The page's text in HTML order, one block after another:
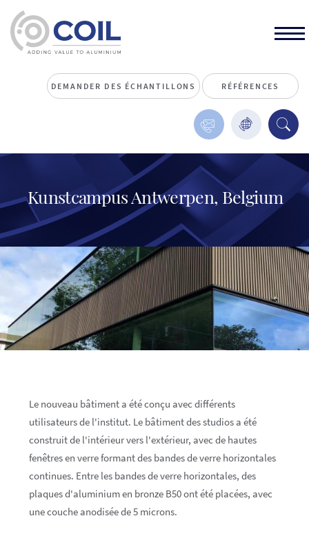
DEMANDER DES ÉCHANTILLONS RÉFÉRENCES
Kunstcampus Antwerpen, Belgium
Le nouveau bâtiment a été conçu avec différents
utilisateurs de l'institut. Le bâtiment des studios a été
construit de l'intérieur vers l'extérieur, avec de hautes
fenêtres en verre formant des bandes de verre horizontales
continues. Entre les bandes de verre horizontales, des
plaques d'aluminium en bronze B50 ont été placées, avec
une couche anodisée de 5 microns.